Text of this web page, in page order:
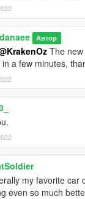
Автор
The
a few minutes,
my favorite car
even so much